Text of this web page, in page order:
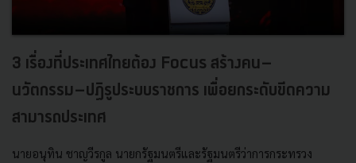
3 เรื่องที่ประเทศไทยต้อง Focus สร้างคน–
นวัตกรรม–ปฏิรูประบบราชการ เพื่อยกระดับขีดความ
สามารถประเทศ
นายอนุทิน ชาญวีรกูล นายกรัฐมนตรีและรัฐมนตรีว่าการกระทรวง